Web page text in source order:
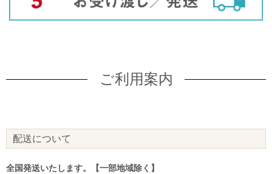
ご利用案内
配送について
全国発送いたします。【一部地域除く】